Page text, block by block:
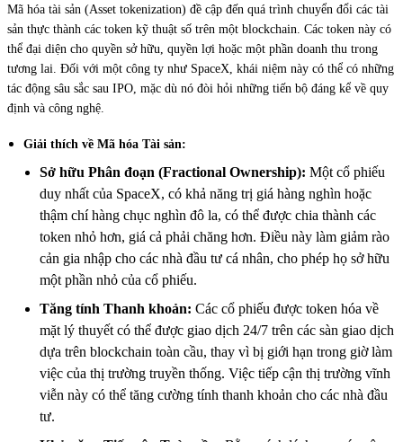
Mã hóa tài sản (Asset tokenization) đề cập đến quá trình chuyển đổi các tài
sản thực thành các token kỹ thuật số trên một blockchain. Các token này có
thể đại diện cho quyền sở hữu, quyền lợi hoặc một phần doanh thu trong
tương lai. Đối với một công ty như SpaceX, khái niệm này có thể có những
tác động sâu sắc sau IPO, mặc dù nó đòi hỏi những tiến bộ đáng kể về quy
định và công nghệ.
Giải thích về Mã hóa Tài sản:
Sở hữu Phân đoạn (Fractional Ownership): Một cổ phiếu
duy nhất của SpaceX, có khả năng trị giá hàng nghìn hoặc
thậm chí hàng chục nghìn đô la, có thể được chia thành các
token nhỏ hơn, giá cả phải chăng hơn. Điều này làm giảm rào
cản gia nhập cho các nhà đầu tư cá nhân, cho phép họ sở hữu
một phần nhỏ của cổ phiếu.
Tăng tính Thanh khoản: Các cổ phiếu được token hóa về
mặt lý thuyết có thể được giao dịch 24/7 trên các sàn giao dịch
dựa trên blockchain toàn cầu, thay vì bị giới hạn trong giờ làm
việc của thị trường truyền thống. Việc tiếp cận thị trường vĩnh
viễn này có thể tăng cường tính thanh khoản cho các nhà đầu
tư.